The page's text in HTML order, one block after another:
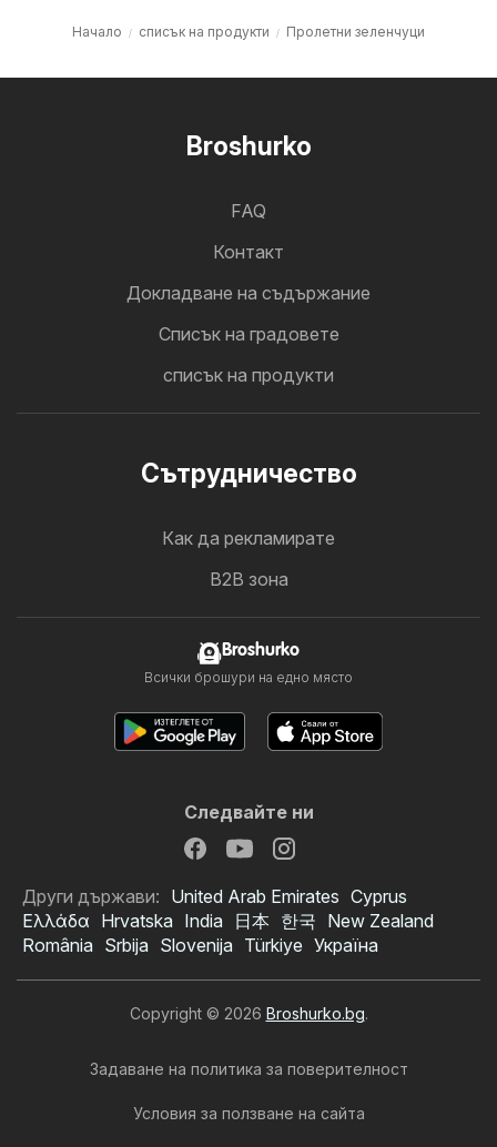
Начало списък на продукти Пролетни зеленчуци
Broshurko
FAQ
Контакт
Докладване на съдържание
Cписък на градовете
списък на продукти
Cътрудничество
Как да рекламирате
B2B зона
Broshurko
Всички брошури на едно място
Следвайте ни
Други държави: United Arab Emirates Cyprus
Ελλάδα Hrvatska India 日本 한국 New Zealand
România Srbija Slovenija Türkiye Україна
Copyright © 2026 Broshurko.bg.
Задаване на политика за поверителност
Условия за ползване на сайта